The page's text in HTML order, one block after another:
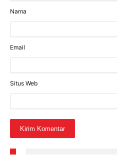
Nama
Email
Situs Web